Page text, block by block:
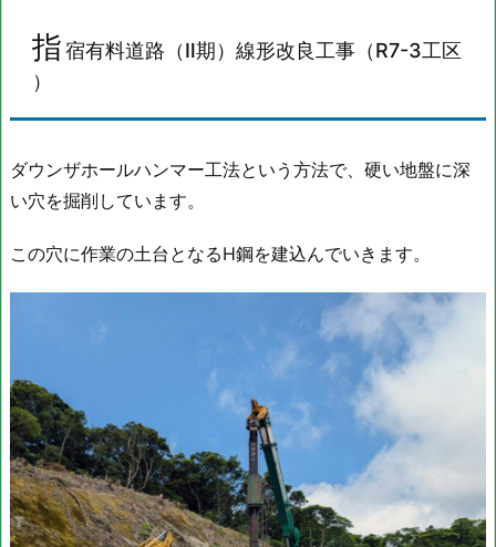
宿
有
料
道
（Ⅱ
期）
形
（R
7
-
3
工
区
指宿有料道路（Ⅱ期）線形改良工事（R7-3工区
）
ダウンザホールハンマー工法という方法で、硬い地盤に深
い穴を掘削しています。
この穴に作業の土台となるH鋼を建込んでいきます。